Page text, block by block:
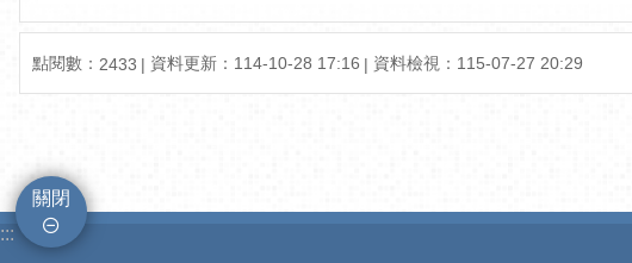
點閱數： 2433 資料更新： 114-10-28 17:16 資料檢視： 115-07-27 20:29
關閉
:::